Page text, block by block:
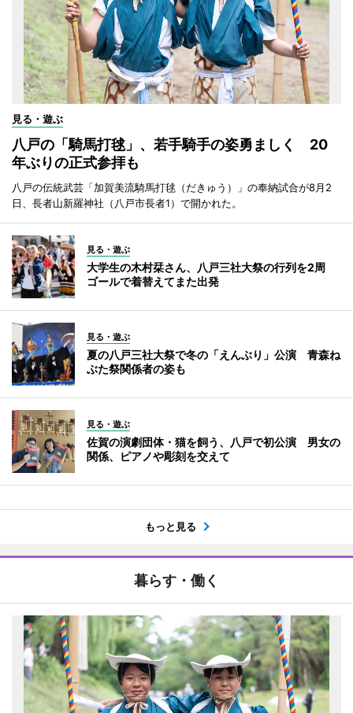
見る・遊ぶ
八戸の「騎馬打毬」、若手騎手の姿勇ましく 20
年ぶりの正式参拝も
八戸の伝統武芸「加賀美流騎馬打毬（だきゅう）」の奉納試合が8月2
日、長者山新羅神社（八戸市長者1）で開かれた。
見る・遊ぶ
大学生の木村栞さん、八戸三社大祭の行列を2周
ゴールで着替えてまた出発
見る・遊ぶ
夏の八戸三社大祭で冬の「えんぶり」公演 青森ね
ぶた祭関係者の姿も
見る・遊ぶ
佐賀の演劇団体・猫を飼う、八戸で初公演 男女の
関係、ピアノや彫刻を交えて
もっと見る
暮らす・働く